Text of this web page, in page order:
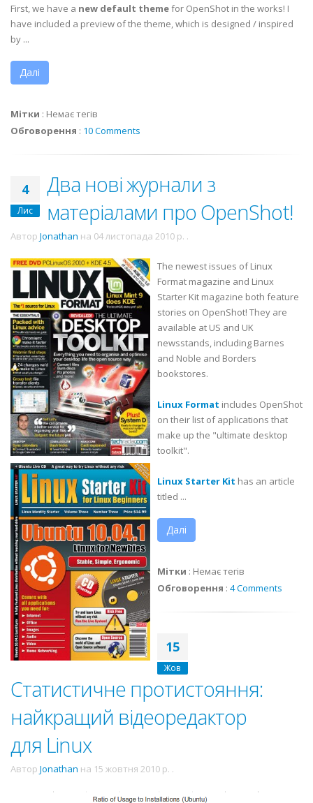
First, we have a new default themefor OpenShot in the works! I
have included a preview of the theme, which is designed / inspired
by ...
Далі
Мітки : Немає тегів
Обговорення : 10 Comments
4
Лис
Два нові журнали з
матеріалами про OpenShot!
Автор Jonathan на 04 листопада 2010 р. .
The newest issues of Linux
Format magazine and Linux
Starter Kit magazine both feature
stories on OpenShot! They are
available at US and UK
newsstands, including Barnes
and Noble and Borders
bookstores.
Linux Format includes OpenShot
on their list of applications that
make up the "ultimate desktop
toolkit".
Linux Starter Kit has an article
titled ...
Далі
Мітки : Немає тегів
Обговорення : 4 Comments
15
Жов
Статистичне протистояння:
найкращий відеоредактор
для Linux
Автор Jonathan на 15 жовтня 2010 р. .